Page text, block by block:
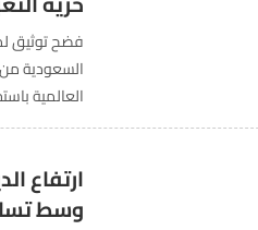
فضح توثيق
السعودية
العالمية
ارتفاع
وسط